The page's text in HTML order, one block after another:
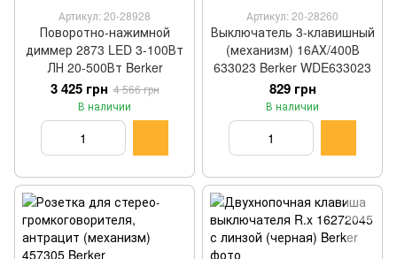
Артикул: 20-28928
Поворотно-нажимной
диммер 2873 LED 3-100Вт
ЛН 20-500Вт Berker
3 425 грн 4 566 грн
В наличии
Артикул: 20-28260
Выключатель 3-клавишный
(механизм) 16АХ/400В
633023 Berker WDE633023
829 грн
В наличии